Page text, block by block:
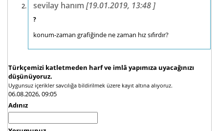
sevilay hanım [19.01.2019, 13:48 ]
?
konum-zaman grafiğinde ne zaman hız sıfırdır?
Türkçemizi katletmeden harf ve imlâ yapımıza uyacağınızı
düşünüyoruz.
Uygunsuz içerikler savcılığa bildirilmek üzere kayıt altına alıyoruz.
06.08.2026, 09:05
Adınız